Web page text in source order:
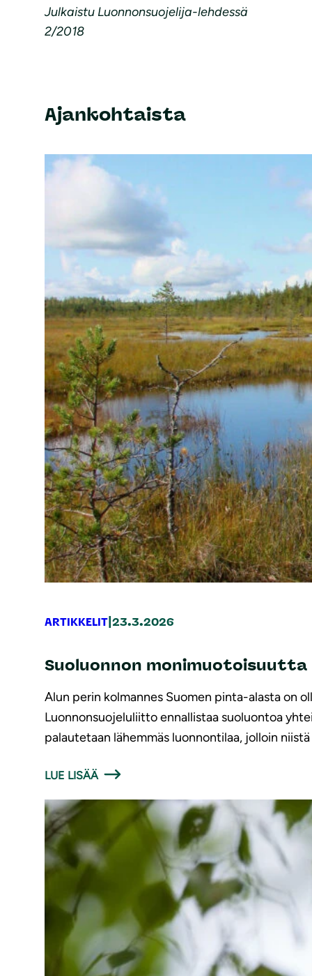
Julkaistu Luonnonsuojelija-lehdessä
2/2018
Ajankohtaista
ARTIKKELIT 23.3.2026
Suoluonnon
Alun perin kolmannes Suomen pinta-alasta on
Luonnonsuojeluliitto ennallistaa suoluontoa
palautetaan lähemmäs luonnontilaa, jolloin
LUE LISÄÄ